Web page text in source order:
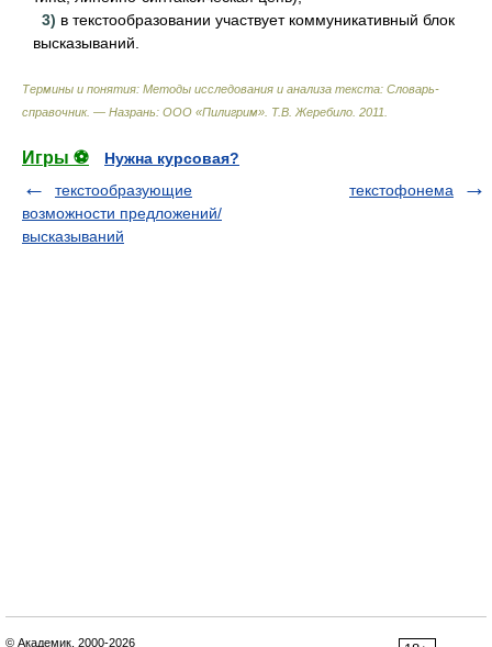
3) в текстообразовании участвует коммуникативный блок
высказываний.
Термины и понятия: Методы исследования и анализа текста: Словарь-
справочник. — Назрань: ООО «Пилигрим» Т.В. Жеребило 2011
Игры ⚽
Нужна курсовая?
текстообразующие
возможности предложений/
высказываний
текстофонема
© Академик, 2000-2026